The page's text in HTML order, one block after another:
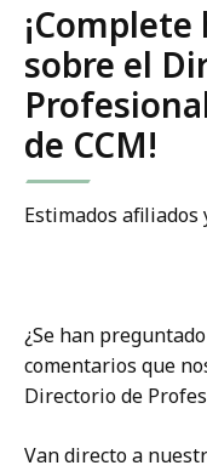
sobre el
de CCM!
Estimados afiliados
¿Se han
comentarios que
Directorio de
Van directo a